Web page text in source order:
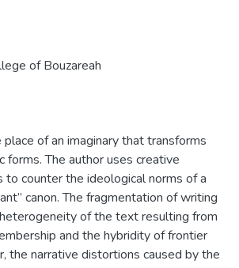
of Bouzareah
place of an imaginary that transforms
forms. The author uses creative
to counter the ideological norms of a
canon. The fragmentation of writing
of the text resulting from
and the hybridity of frontier
the narrative distortions caused by the